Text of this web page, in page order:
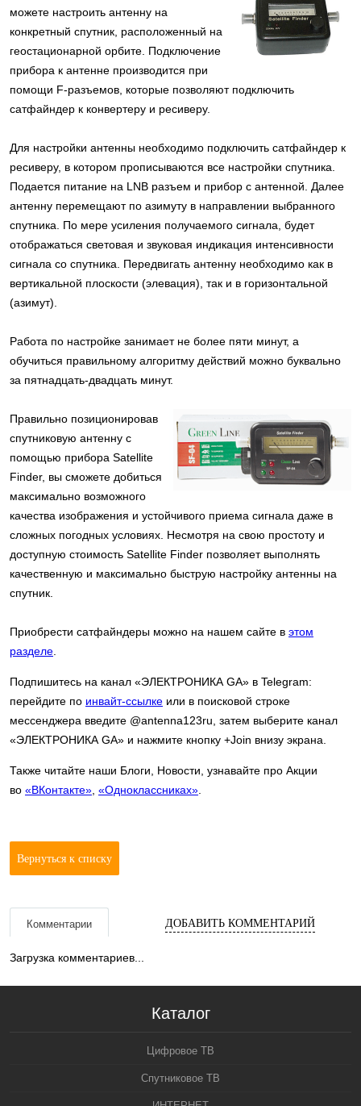
можете настроить антенну на
конкретный спутник, расположенный на
геостационарной орбите. Подключение
прибора к антенне производится при
помощи F-разъемов, которые позволяют подключить
сатфайндер к конвертеру и ресиверу.
Для настройки антенны необходимо подключить сатфайндер к
ресиверу, в котором прописываются все настройки спутника.
Подается питание на LNB разъем и прибор с антенной. Далее
антенну перемещают по азимуту в направлении выбранного
спутника. По мере усиления получаемого сигнала, будет
отображаться световая и звуковая индикация интенсивности
сигнала со спутника. Передвигать антенну необходимо как в
вертикальной плоскости (элевация), так и в горизонтальной
(азимут).
Работа по настройке занимает не более пяти минут, а
обучиться правильному алгоритму действий можно буквально
за пятнадцать-двадцать минут.
Правильно позиционировав
спутниковую антенну с
помощью прибора Satellite
Finder, вы сможете добиться
максимально возможного
качества изображения и устойчивого приема сигнала даже в
сложных погодных условиях. Несмотря на свою простоту и
доступную стоимость Satellite Finder позволяет выполнять
качественную и максимально быструю настройку антенны на
спутник.
Приобрести сатфайндеры можно на нашем сайте в этом
разделе
Подпишитесь на канал «ЭЛЕКТРОНИКА GA» в Telegram:
перейдите по инвайт-ссылке или в поисковой строке
мессенджера введите @antenna123ru, затем выберите канал
«ЭЛЕКТРОНИКА GA» и нажмите кнопку +Join внизу экрана.
Также читайте наши Блоги, Новости, узнавайте про Акции
во «ВКонтакте» «Одноклассниках»
Вернуться к списку
Комментарии ДОБАВИТЬ КОММЕНТАРИЙ
Загрузка комментариев...
Каталог
Цифровое ТВ
Спутниковое ТВ